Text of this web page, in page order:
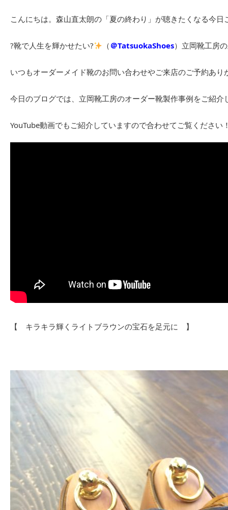
こんにちは。森山直太朗の「夏の終わり」が聴きたくなる今
?靴で人生を輝かせたい? （ ＠TatsuokaShoes）立岡靴工房
いつもオーダーメイド靴のお問い合わせやご来店のご予約あり
今日のブログでは、立岡靴工房のオーダー靴製作事例をご紹介
YouTube動画でもご紹介していますので合わせてご覧ください
【 キラキラ輝くライトブラウンの宝石を足元に 】